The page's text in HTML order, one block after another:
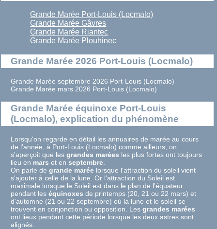
Grande Marée Port-Louis (Locmalo)
Grande Marée Gâvres
Grande Marée Riantec
Grande Marée Plouhinec
Grande Marée 2026 Port-Louis (Locmalo)
Grande Marée septembre 2026 Port-Louis (Locmalo)
Grande Marée mars 2026 Port-Louis (Locmalo)
Grande Marée équinoxe Port-Louis
(Locmalo), explication du phénomène
Lorsqu'on regarde en détail les annuaires de marée au cours
de l'année, à Port-Louis (Locmalo) comme ailleurs, on
s'aperçoit que lesgrandes marées les plus fortes ont toujours
lieu en mars et enseptembre
On parle degrande marée lorsque l'attraction du soleil vient
s'ajouter à celle de la lune. Or l'attraction du Soleil est
maximale lorsque le Soleil est dans le plan de l'équateur
pendant leséquinoxes de printemps (20, 21 ou 22 mars) et
d'automne (21 ou 22 septembre) où la lune et le soleil se
trouvent en conjonction ou opposition. Lesgrandes marées
ont lieux pendant cette période lorsque les deux astres sont
alignés.